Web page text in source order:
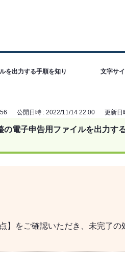
文字サ
を出力する手順を知り
公開日時 : 2022/11/14 22:00 更新日
電子申告用ファイルを出力す
】をご確認いただき、未完了の